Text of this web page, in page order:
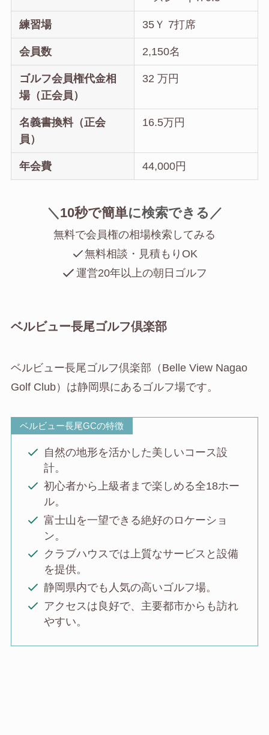
練習場 35Ｙ 7打席
会員数 2,150名
ゴルフ会員権代金相
場（正会員）
32 万円
名義書換料（正会
員）
16.5万円
年会費 44,000円
＼ 10秒で簡単に検索できる／
無料で会員権の相場検索してみる
無料相談・見積もりOK
運営20年以上の朝日ゴルフ
ベルビュー長尾ゴルフ倶楽部
ベルビュー長尾ゴルフ倶楽部（Belle View Nagao
Golf Club）は静岡県にあるゴルフ場です。
ベルビュー長尾GCの特徴
自然の地形を活かした美しいコース設
計。
初心者から上級者まで楽しめる全18ホー
ル。
富士山を一望できる絶好のロケーショ
ン。
クラブハウスでは上質なサービスと設備
を提供。
静岡県内でも人気の高いゴルフ場。
アクセスは良好で、主要都市からも訪れ
やすい。